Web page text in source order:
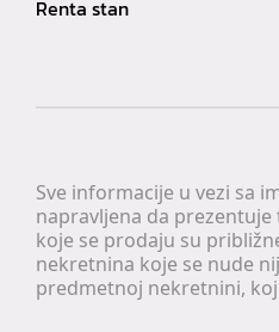
Sve informacije u vezi sa
napravljena da
koje se prodaju su
nekretnina koje se nude
predmetnoj nekretnini,
Renta stan